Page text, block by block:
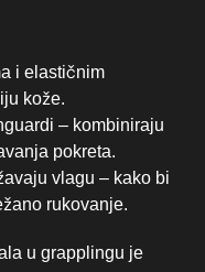
u grapplingu je
bez gubljenja